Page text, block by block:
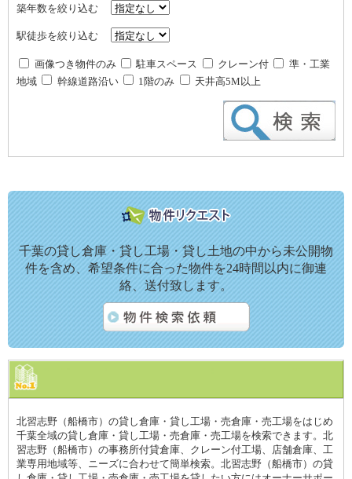
築年数を絞り込む
駅徒歩を絞り込む
画像つき物件のみ 駐車スペース クレーン付
準・工業
地域
幹線道路沿い 1階のみ 天井高5M以上
千葉の貸し倉庫・貸し工場・貸し土地の中から未公開物
件を含め、希望条件に合った物件を24時間以内に御連
絡、送付致します。
北習志野（船橋市）の貸し倉庫・貸し工場・売倉庫・売工場をはじめ
千葉全域の貸し倉庫・貸し工場・売倉庫・売工場を検索できます。北
習志野（船橋市）の事務所付貸倉庫、クレーン付工場、店舗倉庫、工
業専用地域等、ニーズに合わせて簡単検索。北習志野（船橋市）の貸